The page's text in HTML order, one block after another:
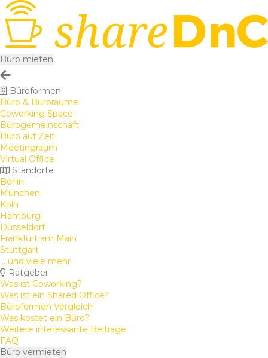
Büro mieten
Büroformen
Büro & Büroräume
Coworking Space
Bürogemeinschaft
Büro auf Zeit
Meetingraum
Virtual Office
Standorte
Berlin
München
Köln
Hamburg
Düsseldorf
Frankfurt am Main
Stuttgart
... und viele mehr
Ratgeber
Was ist Coworking?
Was ist ein Shared Office?
Büroformen Vergleich
Was kostet ein Büro?
Weitere interessante Beiträge
FAQ
Büro vermieten